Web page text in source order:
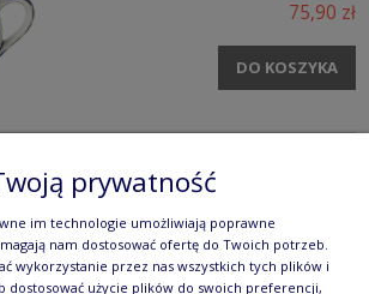
75,90 zł
DO KOSZYKA
Bolesławiec V 0,32 L GU911DEKDU182
Dostępność: duża ilość
Wysyłka w: 3 dni
prywatność
im technologie umożliwiają poprawne
nam dostosować ofertę do Twoich potrzeb.
wykorzystanie przez nas wszystkich tych plików i
dostosować użycie plików do swoich preferencji,